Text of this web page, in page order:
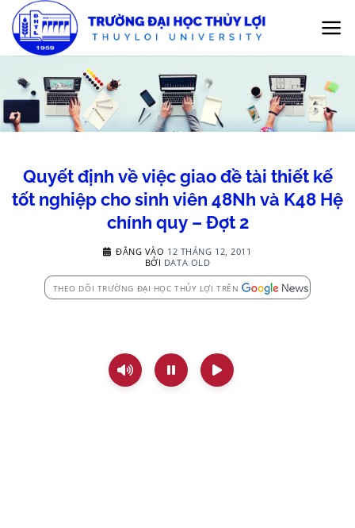
qua
nội
Quyết định về việc giao đề tài thiết kế
tốt nghiệp cho sinh viên 48Nh và K48 Hệ
chính quy – Đợt 2
ĐĂNG VÀO 12 THÁNG 12, 2011
BỞI DATA OLD
THEO DÕI TRƯỜNG ĐẠI HỌC THỦY LỢI TRÊN